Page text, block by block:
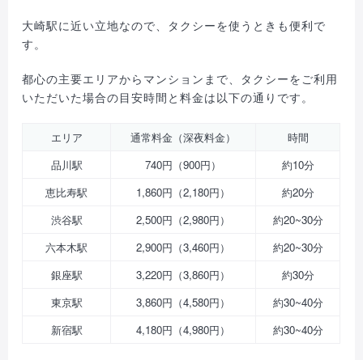
大崎駅に近い立地なので、タクシーを使うときも便利で
す。
都心の主要エリアからマンションまで、タクシーをご利用
いただいた場合の目安時間と料金は以下の通りです。
エリア 通常料金（深夜料金）
時間
品川駅
740円（900円）
約10分
恵比寿駅
1,860円（2,180円）
約20分
渋谷駅
2,500円（2,980円）
約20~30分
六本木駅
2,900円（3,460円）
約20~30分
銀座駅
3,220円（3,860円）
約30分
東京駅
3,860円（4,580円）
約30~40分
新宿駅
4,180円（4,980円） 約30~40分